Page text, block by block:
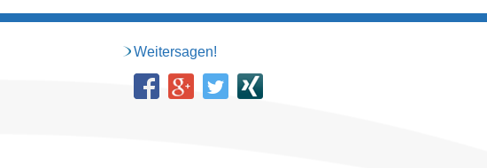
Weitersagen!